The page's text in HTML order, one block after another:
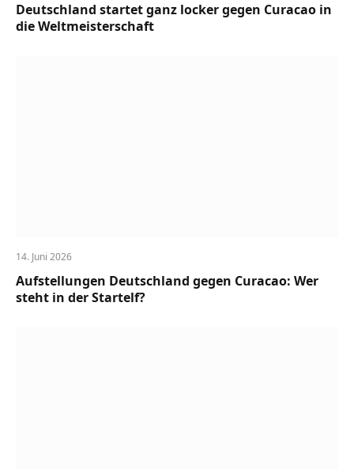
Deutschland startet ganz locker gegen Curacao in
die Weltmeisterschaft
14. Juni 2026
Aufstellungen Deutschland gegen Curacao: Wer
steht in der Startelf?